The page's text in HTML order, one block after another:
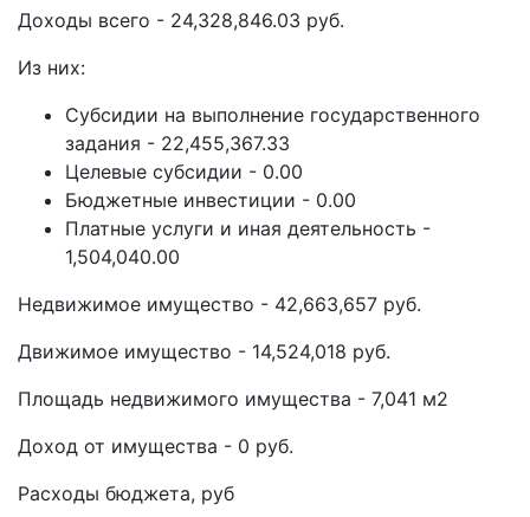
Доходы всего - 24,328,846.03 руб.
Из них:
Субсидии на выполнение государственного
задания - 22,455,367.33
Целевые субсидии - 0.00
Бюджетные инвестиции - 0.00
Платные услуги и иная деятельность -
1,504,040.00
Недвижимое имущество - 42,663,657 руб.
Движимое имущество - 14,524,018 руб.
Площадь недвижимого имущества - 7,041 м2
Доход от имущества - 0 руб.
Расходы бюджета, руб